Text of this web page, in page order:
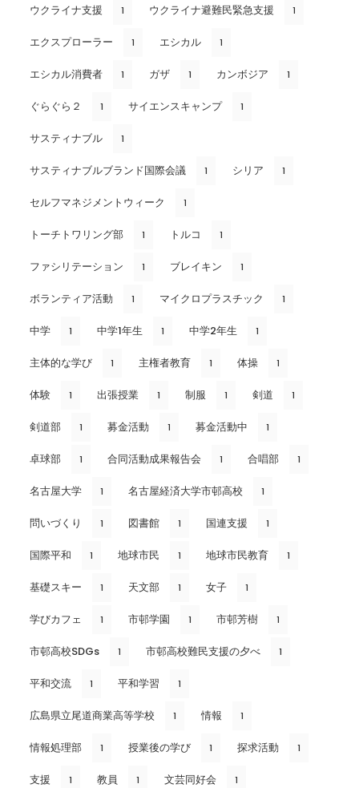
ウクライナ支援 1 ウクライナ避難民緊急支援 1
エクスプローラー 1 エシカル 1
エシカル消費者 1 ガザ 1 カンボジア 1
ぐらぐら２ 1 サイエンスキャンプ 1
サスティナブル 1
サスティナブルブランド国際会議 1 シリア 1
セルフマネジメントウィーク 1
トーチトワリング部 1 トルコ 1
ファシリテーション 1 ブレイキン 1
ボランティア活動 1 マイクロプラスチック 1
中学 1 中学1年生 1 中学2年生 1
主体的な学び 1 主権者教育 1 体操 1
体験 1 出張授業 1 制服 1 剣道 1
剣道部 1 募金活動 1 募金活動中 1
卓球部 1 合同活動成果報告会 1 合唱部 1
名古屋大学 1 名古屋経済大学市邨高校 1
問いづくり 1 図書館 1 国連支援 1
国際平和 1 地球市民 1 地球市民教育 1
基礎スキー 1 天文部 1 女子 1
学びカフェ 1 市邨学園 1 市邨芳樹 1
市邨高校SDGs 1 市邨高校難民支援の夕べ 1
平和交流 1 平和学習 1
広島県立尾道商業高等学校 1 情報 1
情報処理部 1 授業後の学び 1 探求活動 1
支援 1 教員 1 文芸同好会 1